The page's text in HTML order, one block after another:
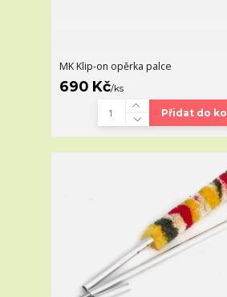
MK Klip-on opěrka palce
690 Kč/ks
Přidat do